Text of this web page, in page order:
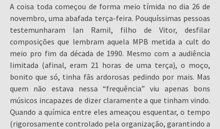
A coisa toda começou de forma meio tímida no dia 26 de
novembro, uma abafada terça-feira. Pouquíssimas pessoas
testemunharam Ian Ramil, filho de Vitor, desfilar
composições que lembram aquela MPB metida a cult do
meio pro fim da década de 1990. Mesmo com a audiência
limitada (afinal, eram 21 horas de uma terça), o moço,
bonito que só, tinha fãs ardorosas pedindo por mais. Mas
quem não estava nessa “frequência” viu apenas bons
músicos incapazes de dizer claramente a que tinham vindo.
Quando a química entre eles ameaçou esquentar, o tempo
(rigorosamente controlado pela organização, garantindo a